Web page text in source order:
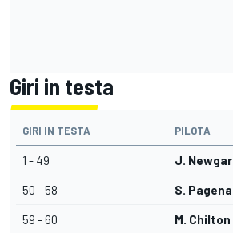
Giri in testa
GIRI IN TESTA PILOTA
1 - 49 J.
50 - 58 S.
59 - 60 M. Chilton